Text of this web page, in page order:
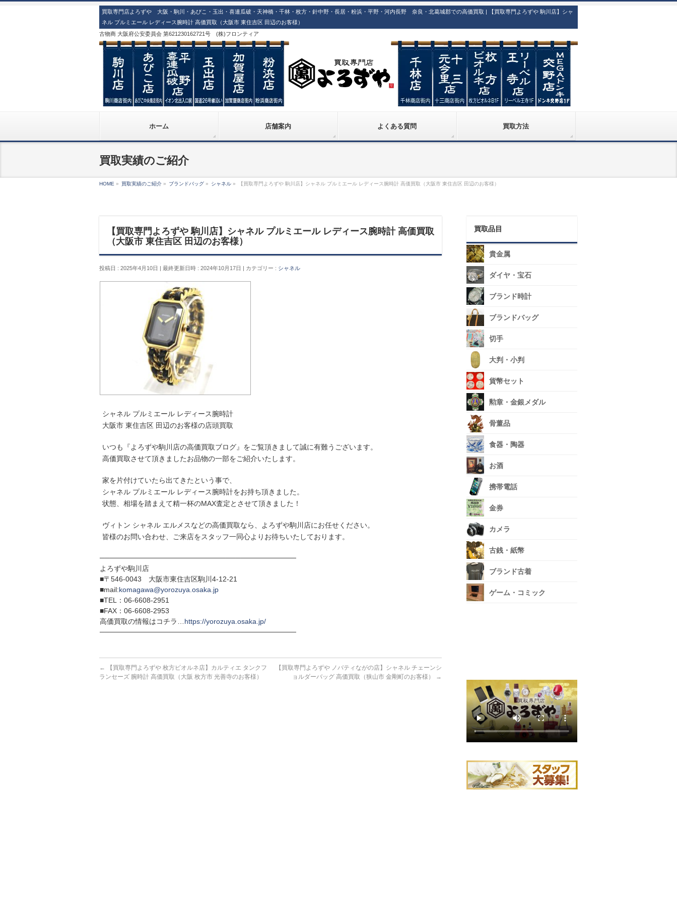
買取専門店よろずや 大阪・駒川・あびこ・玉出・喜連瓜破・天神橋・千林・枚方・針中野・長居・粉浜・平野・河内長野 奈良・北葛城郡での高価買取 | 【買取専門よろずや 駒川店】シャ
ネル プルミエール レディース腕時計 高価買取（大阪市 東住吉区 田辺のお客様）
古物商 大阪府公安委員会 第621230162721号 (株)フロンティア
ホーム 店舗案内 よくある質問 買取方法
買取実績のご紹介
HOME » 買取実績のご紹介 » ブランドバッグ » シャネル » 【買取専門よろずや 駒川店】シャネル プルミエール レディース腕時計 高価買取（大阪市 東住吉区 田辺のお客様）
【買取専門よろずや 駒川店】シャネル プルミエール レディース腕時計 高価買取
（大阪市 東住吉区 田辺のお客様）
投稿日 : 2025年4月10日 最終更新日時 : 2024年10月17日 カテゴリー : シャネル
シャネル プルミエール レディース腕時計
大阪市 東住吉区 田辺のお客様の店頭買取
いつも『よろずや駒川店の高価買取ブログ』をご覧頂きまして誠に有難うございます。
高価買取させて頂きましたお品物の一部をご紹介いたします。
家を片付けていたら出てきたという事で、
シャネル プルミエール レディース腕時計をお持ち頂きました。
状態、相場を踏まえて精一杯のMAX査定とさせて頂きました！
ヴィトン シャネル エルメスなどの高価買取なら、よろずや駒川店にお任せください。
皆様のお問い合わせ、ご来店をスタッフ一同心よりお待ちいたしております。
───────────────────────────────────────
よろずや駒川店
■〒546-0043 大阪市東住吉区駒川4-12-21
■mail:komagawa@yorozuya.osaka.jp
■TEL：06-6608-2951
■FAX：06-6608-2953
高価買取の情報はコチラ… https://yorozuya.osaka.jp/
───────────────────────────────────────
←
【買取専門よろずや 枚方ビオルネ店】カルティエ タンクフ
ランセーズ 腕時計 高価買取（大阪 枚方市 光善寺のお客様）
【買取専門よろずや ノバティながの店】シャネル チェーンシ
ョルダーバッグ 高価買取（狭山市 金剛町のお客様）
→
買取品目
貴金属
ダイヤ・宝石
ブランド時計
ブランドバッグ
切手
大判・小判
貨幣セット
勲章・金銀メダル
骨董品
食器・陶器
お酒
携帯電話
金券
カメラ
古銭・紙幣
ブランド古着
ゲーム・コミック